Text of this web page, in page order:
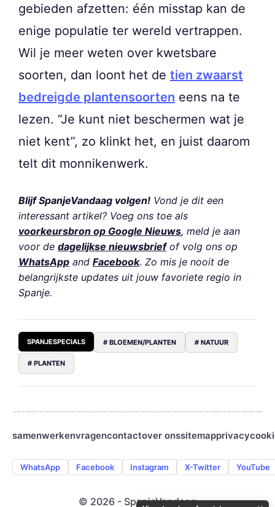
gebieden afzetten: één misstap kan de
enige populatie ter wereld vertrappen.
Wil je meer weten over kwetsbare
soorten, dan loont het de tien zwaarst
bedreigde plantensoorten eens na te
lezen. “Je kunt niet beschermen wat je
niet kent”, zo klinkt het, en juist daarom
telt dit monnikenwerk.
Blijf SpanjeVandaag volgen! Vond je dit een
interessant artikel? Voeg ons toe als
voorkeursbron op Google Nieuws, meld je aan
voor de dagelijkse nieuwsbriefof volg ons op
WhatsApp and Facebook. Zo mis je nooit de
belangrijkste updates uit jouw favoriete regio in
Spanje.
SPANJESPECIALS # BLOEMEN/PLANTEN # NATUUR
# PLANTEN
samenwerkenvragencontactover onssitemapprivacy
WhatsApp Facebook Instagram X-Twitter YouTube
© 2026 - SpanjeVandaag